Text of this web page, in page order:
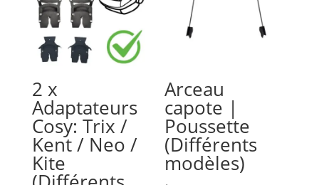
2 x
Adaptateurs
Cosy: Trix /
Kent / Neo /
Kite
Arceau
capote |
Poussette
(Différents
modèles)